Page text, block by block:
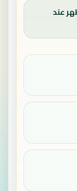
عند